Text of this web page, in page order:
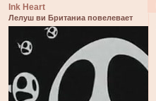
Ink Heart
Лелуш ви Британиа повелевает